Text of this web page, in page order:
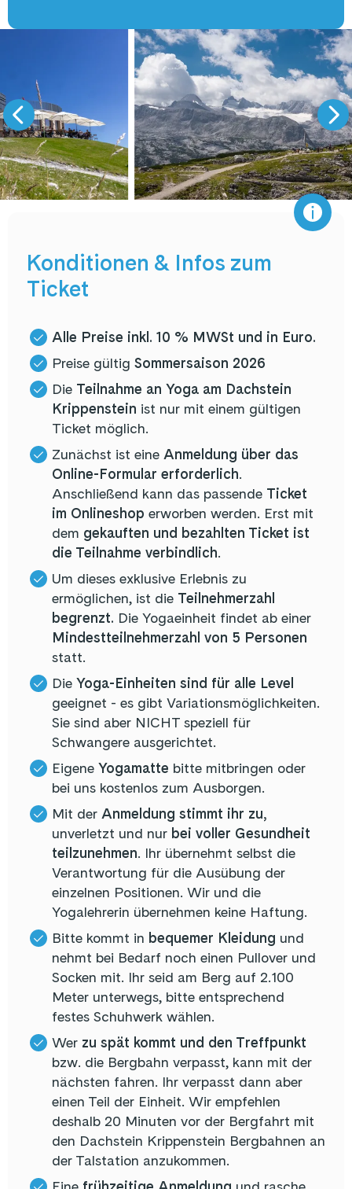
Konditionen & Infos zum
Ticket
Alle Preise inkl. 10 % MWSt und in Euro.
Preise gültig Sommersaison 2026
Die Teilnahme an Yoga am Dachstein
Krippenstein ist nur mit einem gültigen
Ticket möglich.
Zunächst ist eine Anmeldung über das
Online-Formular erforderlich.
Anschließend kann das passende Ticket
im Onlineshop erworben werden. Erst mit
dem gekauften und bezahlten Ticket ist
die Teilnahme verbindlich.
Um dieses exklusive Erlebnis zu
ermöglichen, ist die Teilnehmerzahl
begrenzt. Die Yogaeinheit findet ab einer
Mindestteilnehmerzahl von 5 Personen
statt.
Die Yoga-Einheiten sind für alle Level
geeignet - es gibt Variationsmöglichkeiten.
Sie sind aber NICHT speziell für
Schwangere ausgerichtet.
Eigene Yogamatte bitte mitbringen oder
bei uns kostenlos zum Ausborgen.
Mit der Anmeldung stimmt ihr zu,
unverletzt und nur bei voller Gesundheit
teilzunehmen. Ihr übernehmt selbst die
Verantwortung für die Ausübung der
einzelnen Positionen. Wir und die
Yogalehrerin übernehmen keine Haftung.
Bitte kommt in bequemer Kleidung und
nehmt bei Bedarf noch einen Pullover und
Socken mit. Ihr seid am Berg auf 2.100
Meter unterwegs, bitte entsprechend
festes Schuhwerk wählen.
Wer zu spät kommt und den Treffpunkt
bzw. die Bergbahn verpasst, kann mit der
nächsten fahren. Ihr verpasst dann aber
einen Teil der Einheit. Wir empfehlen
deshalb 20 Minuten vor der Bergfahrt mit
den Dachstein Krippenstein Bergbahnen an
der Talstation anzukommen.